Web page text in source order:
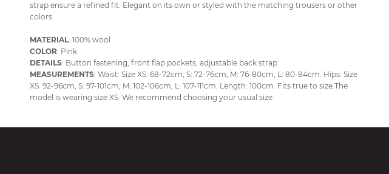
strap ensure a refined fit. Elegant on its own or styled with the matching trousers or other
colors.
MATERIAL: 100% wool
COLOR: Pink
DETAILS: Button fastening, front flap pockets, adjustable back strap
MEASUREMENTS: Waist: Size XS: 68-72cm, S: 72-76cm, M: 76-80cm, L: 80-84cm. Hips: Size
XS: 92-96cm, S: 97-101cm, M: 102-106cm, L: 107-111cm. Length: 100cm. Fits true to size.The
model is wearing size XS. We recommend choosing your usual size.